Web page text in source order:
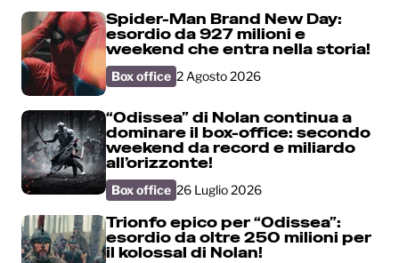
Spider-Man Brand New Day:
esordio da 927 milioni e
weekend che entra nella storia!
Box office 2 Agosto 2026
“Odissea” di Nolan continua a
dominare il box-office: secondo
weekend da record e miliardo
all’orizzonte!
Box office 26 Luglio 2026
Trionfo epico per “Odissea”:
esordio da oltre 250 milioni per
il kolossal di Nolan!